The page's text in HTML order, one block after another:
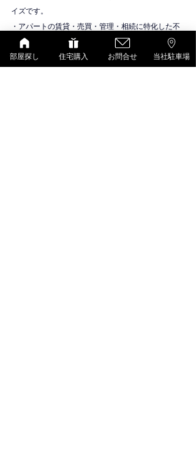
イズです。
・アパートの賃貸・売買・管理・相続に特化した不
動産会社です。
物件紹介
シャーメゾン（積水ハウス）
部屋探し 住宅購入 お問合せ 当社駐車場